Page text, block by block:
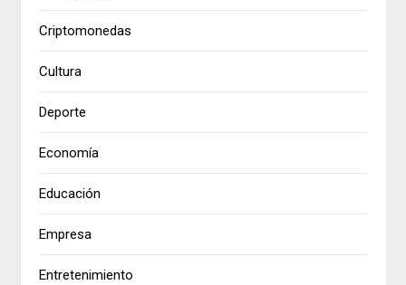
Criptomonedas
Cultura
Deporte
Economía
Educación
Empresa
Entretenimiento